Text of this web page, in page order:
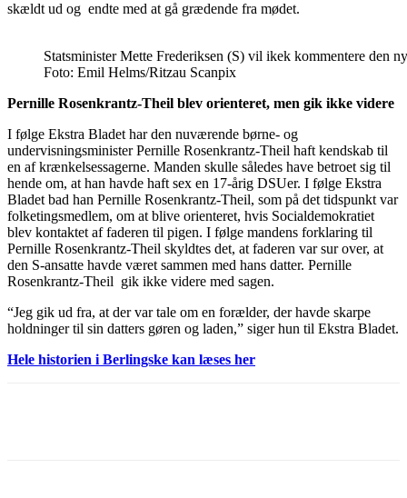
skældt ud og endte med at gå grædende fra mødet.
Statsminister Mette Frederiksen (S) vil ikek kommentere den
Foto: Emil Helms/Ritzau Scanpix
Pernille Rosenkrantz-Theil blev orienteret, men gik ikke videre
I følge Ekstra Bladet har den nuværende børne- og
undervisningsminister Pernille Rosenkrantz-Theil haft kendskab til
en af krænkelsessagerne. Manden skulle således have betroet sig til
hende om, at han havde haft sex en 17-årig DSUer. I følge Ekstra
Bladet bad han Pernille Rosenkrantz-Theil, som på det tidspunkt var
folketingsmedlem, om at blive orienteret, hvis Socialdemokratiet
blev kontaktet af faderen til pigen. I følge mandens forklaring til
Pernille Rosenkrantz-Theil skyldtes det, at faderen var sur over, at
den S-ansatte havde været sammen med hans datter. Pernille
Rosenkrantz-Theil gik ikke videre med sagen.
“Jeg gik ud fra, at der var tale om en forælder, der havde skarpe
holdninger til sin datters gøren og laden,” siger hun til Ekstra Bladet.
Hele historien i Berlingske kan læses her